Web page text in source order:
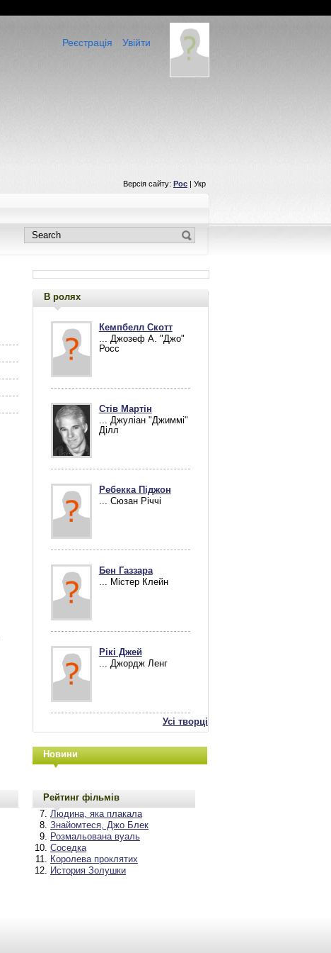
Увійти
Реєстрація
Версія сайту: Рос | Укр
В ролях
Кемпбелл Скотт
... Джозеф А. "Джо"
Росс
Стів Мартін
... Джуліан "Джиммі"
Ділл
Ребекка Піджон
... Сюзан Річчі
Бен Газзара
... Містер Клейн
Рікі Джей
... Джордж Ленг
Усі творці
Новини
Рейтинг фільмів
Людина, яка плакала
Знайомтеся, Джо Блек
Розмальована вуаль
Соседка
Королева проклятих
История Золушки